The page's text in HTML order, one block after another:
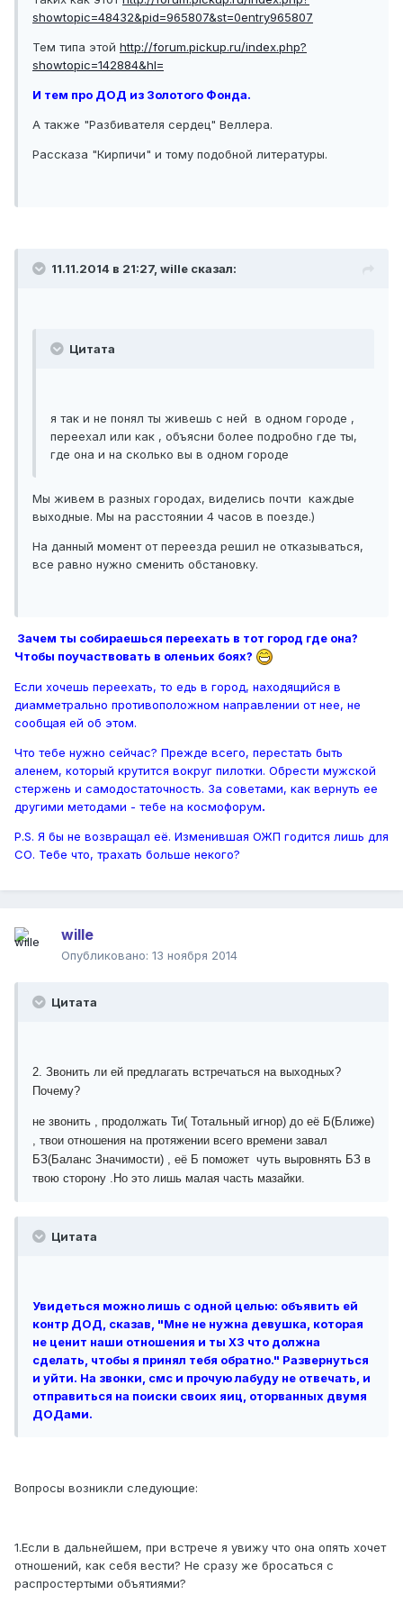
showtopic=48432&pid=965807&st=0entry965807
Тем типа этой http://forum.pickup.ru/index.php?
showtopic=142884&hl=
И тем про ДОД из Золотого Фонда.
А также "Разбивателя сердец" Веллера.
Рассказа "Кирпичи" и тому подобной литературы.
11.11.2014 в 21:27, wille сказал:
Цитата
я так и не понял ты живешь с ней в одном городе ,
переехал или как , объясни более подробно где ты,
где она и на сколько вы в одном городе
Мы живем в разных городах, виделись почти каждые
выходные. Мы на расстоянии 4 часов в поезде.)
На данный момент от переезда решил не отказываться,
все равно нужно сменить обстановку.
Зачем ты собираешься переехать в тот город где она?
Чтобы поучаствовать в оленьих боях?
Если хочешь переехать, то едь в город, находящийся в
диамметрально противоположном направлении от нее, не
сообщая ей об этом.
Что тебе нужно сейчас? Прежде всего, перестать быть
аленем, который крутится вокруг пилотки. Обрести мужской
стержень и самодостаточность. За советами, как вернуть ее
другими методами - тебе на космофорум.
Р.S. Я бы не возвращал её. Изменившая ОЖП годится лишь для
СО. Тебе что, трахать больше некого?
wille
Опубликовано: 13 ноября 2014
Цитата
2. Звонить ли ей предлагать встречаться на выходных?
Почему?
не звонить , продолжать Ти( Тотальный игнор) до её Б(Ближе)
, твои отношения на протяжении всего времени завал
БЗ(Баланс Значимости) , её Б поможет чуть выровнять БЗ в
твою сторону .Но это лишь малая часть мазайки.
Цитата
Увидеться можно лишь с одной целью: объявить ей
контр ДОД, сказав, "Мне не нужна девушка, которая
не ценит наши отношения и ты ХЗ что должна
сделать, чтобы я принял тебя обратно." Развернуться
и уйти. На звонки, смс и прочую лабуду не отвечать, и
отправиться на поиски своих яиц, оторванных двумя
ДОДами.
Вопросы возникли следующие:
1.Если в дальнейшем, при встрече я увижу что она опять хочет
отношений, как себя вести? Не сразу же бросаться с
распростертыми объятиями?